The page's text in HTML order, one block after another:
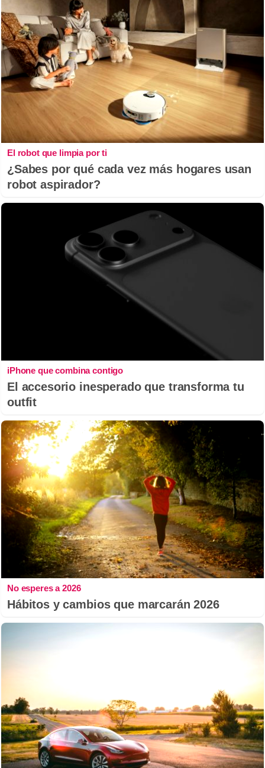
El robot que limpia por ti
¿Sabes por qué cada vez más hogares usan
robot aspirador?
iPhone que combina contigo
El accesorio inesperado que transforma tu
outfit
No esperes a 2026
Hábitos y cambios que marcarán 2026